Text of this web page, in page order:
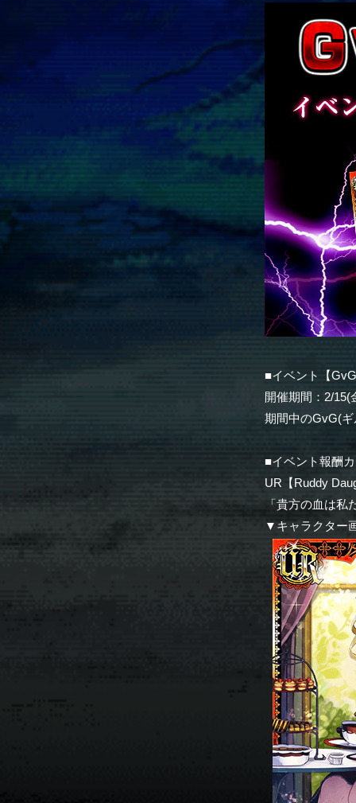
■イベント【
開催期間：2/15(
期間中のGvG(
■イベント報酬
UR【Ruddy
「貴方の血は
▼キャラクター